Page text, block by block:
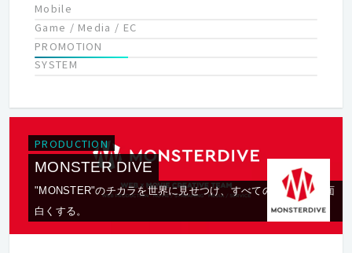
Mobile
Game / Media / EC
PROMOTION
SYSTEM
PRODUCTION
MONSTER DIVE
"MONSTER"のチカラを世界に見せつけ、すべてのモノゴトを面
白くする。